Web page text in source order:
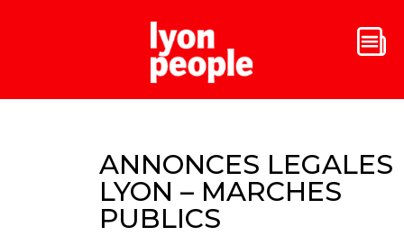
ANNONCES LEGALES
LYON – MARCHES
PUBLICS